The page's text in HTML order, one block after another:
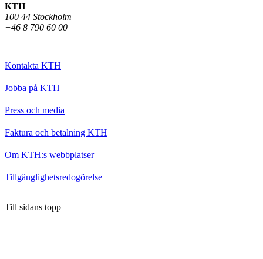
KTH
100 44 Stockholm
+46 8 790 60 00
Kontakta KTH
Jobba på KTH
Press och media
Faktura och betalning KTH
Om KTH:s webbplatser
Tillgänglighetsredogörelse
Till sidans topp